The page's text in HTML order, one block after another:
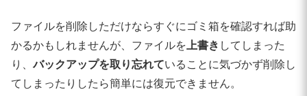
ファイルを削除しただけならすぐにゴミ箱を確認すれば助
かるかもしれませんが、ファイルを 上書き してしまった
り、バックアップを取り忘れていることに気づかず削除し
てしまったりしたら簡単には復元できません。